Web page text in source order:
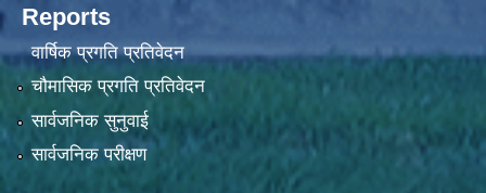
Reports
वार्षिक प्रगति प्रतिवेदन
चौमासिक प्रगति प्रतिवेदन
सार्वजनिक सुनुवाई
सार्वजनिक परीक्षण